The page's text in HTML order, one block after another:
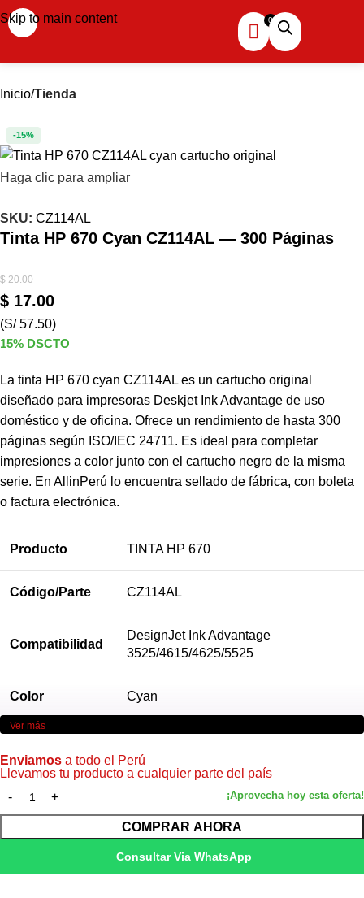
Skip to main content
Inicio Tienda
-15%
Haga clic para ampliar
SKU: CZ114AL
Tinta HP 670 Cyan CZ114AL — 300 Páginas
$20.00
$ 17.00
(S/ 57.50)
15% DSCTO
La tinta HP 670 cyan CZ114AL es un cartucho original
diseñado para impresoras Deskjet Ink Advantage de uso
doméstico y de oficina. Ofrece un rendimiento de hasta 300
páginas según ISO/IEC 24711. Es ideal para completar
impresiones a color junto con el cartucho negro de la misma
serie. En AllinPerú lo encuentra sellado de fábrica, con boleta
o factura electrónica.
Producto TINTA HP 670
Código/Parte CZ114AL
Compatibilidad
DesignJet Ink Advantage
3525/4615/4625/5525
Color Cyan
Marca Hewlett-Packard
Original
Ver más
Enviamos a todo el Perú
Llevamos tu producto a cualquier parte del país
COMPRAR AHORA
Consultar Via WhatsApp